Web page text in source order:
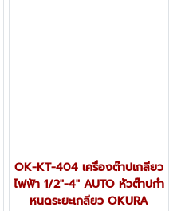
OK-KT-404 เครื่องต๊าปเกลียว
ไฟฟ้า 1/2"-4" AUTO หัวต๊าปกำ
หนดระยะเกลียว OKURA